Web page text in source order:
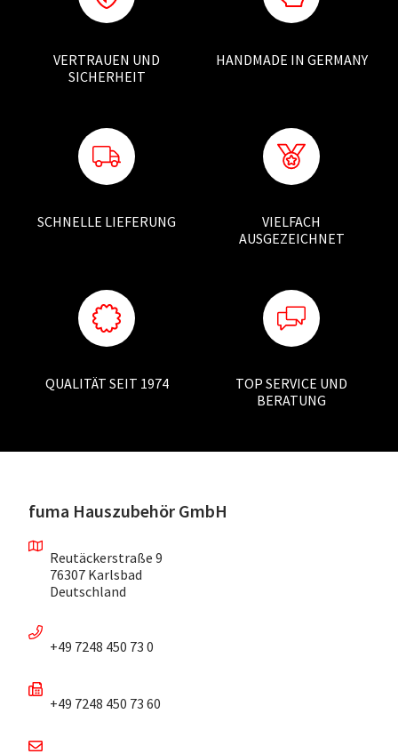
VERTRAUEN UND
SICHERHEIT
HANDMADE IN GERMANY
SCHNELLE LIEFERUNG
VIELFACH
AUSGEZEICHNET
QUALITÄT SEIT 1974
TOP SERVICE UND
BERATUNG
fuma Hauszubehör GmbH
Reutäckerstraße 9
76307 Karlsbad
Deutschland
+49 7248 450 73 0
+49 7248 450 73 60